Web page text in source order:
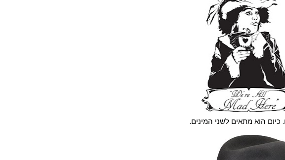
הוא מתאים לשני המינים.